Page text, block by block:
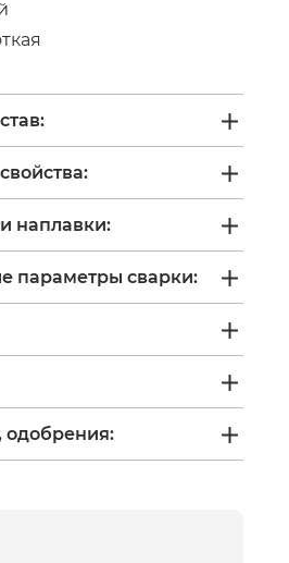
наплавки:
параметры сварки:
одобрения: